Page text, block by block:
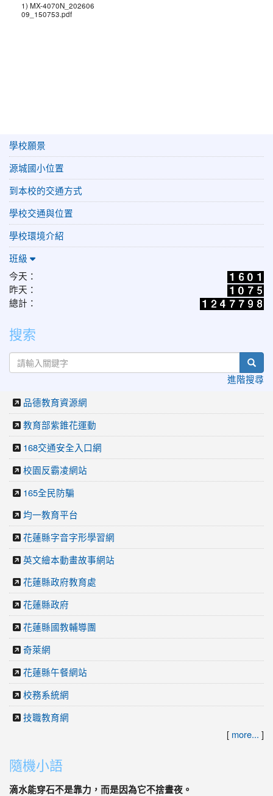
1) MX-4070N_202606
09_150753.pdf
學校願景
源城國小位置
到本校的交通方式
學校交通與位置
學校環境介紹
班級
今天：
昨天：
總計：
搜索
進階搜尋
品德教育資源網
教育部紫錐花運動
168交通安全入口網
校園反霸凌網站
165全民防騙
均一教育平台
花蓮縣字音字形學習網
英文繪本動畫故事網站
花蓮縣政府教育處
花蓮縣政府
花蓮縣國教輔導團
奇萊網
花蓮縣午餐網站
校務系統網
技職教育網
[ more... ]
隨機小語
滴水能穿石不是靠力，而是因為它不捨晝夜。